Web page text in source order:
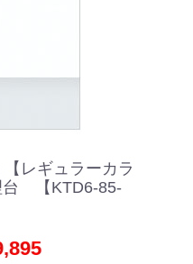
レギュラーカラ
台 【KTD6-85-